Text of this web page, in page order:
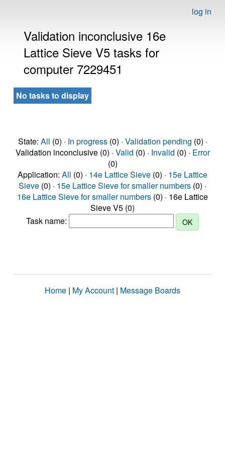
log in
Validation inconclusive 16e
Lattice Sieve V5 tasks for
computer 7229451
No tasks to display
State: All (0) · In progress(0) · Validation pending (0) ·
Validation inconclusive (0) · Valid (0) · Invalid (0) · Error
(0)
Application: All (0) · 14e Lattice Sieve (0) · 15e Lattice
Sieve (0) · 15e Lattice Sieve for smaller numbers (0) ·
16e Lattice Sieve for smaller numbers (0) · 16e Lattice
Sieve V5 (0)
Task name:
Home | My Account | Message Boards